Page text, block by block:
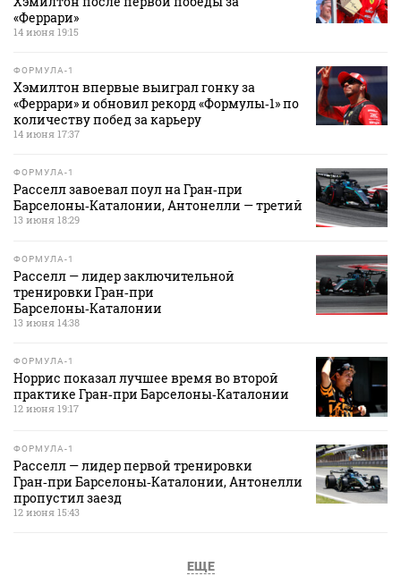
«Феррари»
14 июня 19:15
ФОРМУЛА-1
Хэмилтон впервые выиграл гонку за
«Феррари» и обновил рекорд «Формулы‑1» по
количеству побед за карьеру
14 июня 17:37
ФОРМУЛА-1
Расселл завоевал поул на Гран‑при
Барселоны‑Каталонии, Антонелли — третий
13 июня 18:29
ФОРМУЛА-1
Расселл — лидер заключительной
тренировки Гран‑при
Барселоны‑Каталонии
13 июня 14:38
ФОРМУЛА-1
Норрис показал лучшее время во второй
практике Гран‑при Барселоны‑Каталонии
12 июня 19:17
ФОРМУЛА-1
Расселл — лидер первой тренировки
Гран‑при Барселоны‑Каталонии, Антонелли
пропустил заезд
12 июня 15:43
ЕЩЕ